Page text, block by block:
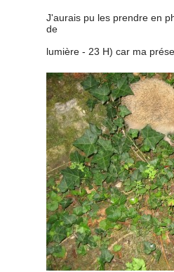
J'aurais pu les prendre en
de
lumière - 23 H) car ma